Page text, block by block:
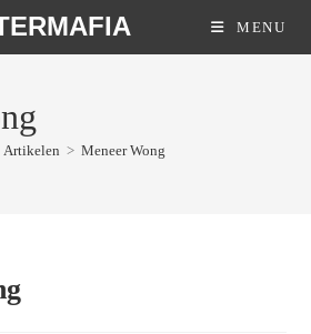
MENU
Artikelen > Meneer Wong